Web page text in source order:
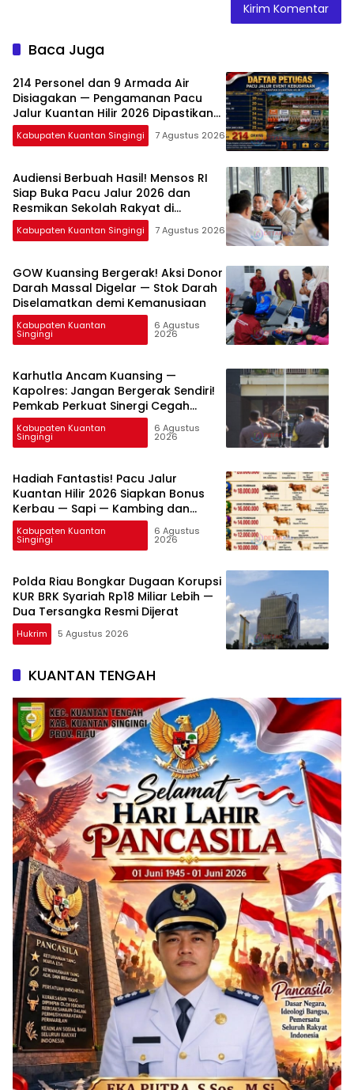
Baca Juga
214 Personel dan 9 Armada Air
Disiagakan — Pengamanan Pacu
Jalur Kuantan Hilir 2026 Dipastikan
Maksimal
Kabupaten Kuantan Singingi 7 Agustus 2026
Audiensi Berbuah Hasil! Mensos RI
Siap Buka Pacu Jalur 2026 dan
Resmikan Sekolah Rakyat di
Kuansing
Kabupaten Kuantan Singingi 7 Agustus 2026
GOW Kuansing Bergerak! Aksi Donor
Darah Massal Digelar — Stok Darah
Diselamatkan demi Kemanusiaan
Kabupaten Kuantan
Singingi
6 Agustus
2026
Karhutla Ancam Kuansing —
Kapolres: Jangan Bergerak Sendiri!
Pemkab Perkuat Sinergi Cegah
Bencana
Kabupaten Kuantan
Singingi
6 Agustus
2026
Hadiah Fantastis! Pacu Jalur
Kuantan Hilir 2026 Siapkan Bonus
Kerbau — Sapi — Kambing dan
Puluhan Juta Rupiah
Kabupaten Kuantan
Singingi
6 Agustus
2026
Polda Riau Bongkar Dugaan Korupsi
KUR BRK Syariah Rp18 Miliar Lebih —
Dua Tersangka Resmi Dijerat
Hukrim 5 Agustus 2026
KUANTAN TENGAH